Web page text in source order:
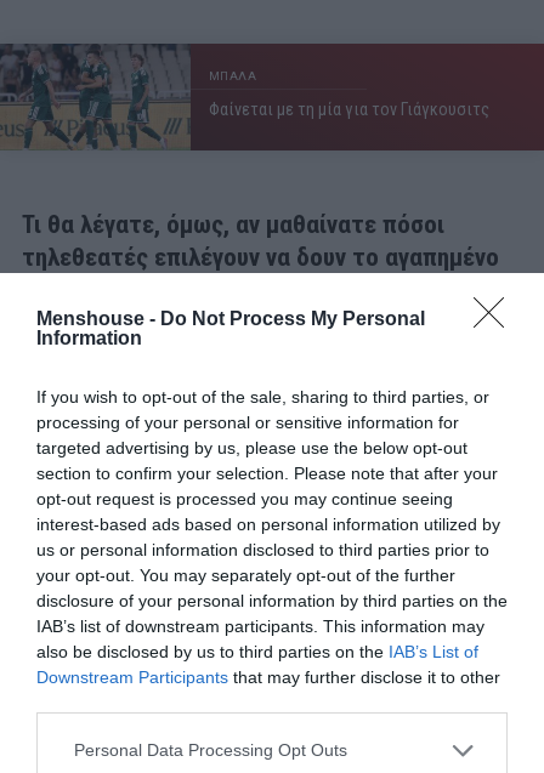
Menshouse - Do Not Process My Personal
Information
If you wish to opt-out of the sale, sharing to third parties, or
processing of your personal or sensitive information for
targeted advertising by us, please use the below opt-out
section to confirm your selection. Please note that after your
opt-out request is processed you may continue seeing
interest-based ads based on personal information utilized by
us or personal information disclosed to third parties prior to
your opt-out. You may separately opt-out of the further
disclosure of your personal information by third parties on the
IAB’s list of downstream participants. This information may
also be disclosed by us to third parties on the IAB’s List of
Downstream Participants that may further disclose it to other
Personal Data Processing Opt Outs
ΜΠΑΛΑ
Φαίνεται με τη μία για τον Γιάγκουσιτς
Τι θα λέγατε, όμως, αν μαθαίνατε πόσοι
τηλεθεατές επιλέγουν να δουν το αγαπημένο
streaming;
σύγκριση. Αν τα ποσοστά του Survivor υπολογίζονται
βάσει τηλεοράσεων, τι θα γινόταν αν υπήρχαν μετρητές
στο… live του ΣΚΑΪ μέσω Youtube; Είναι γνωστό πως
όπως τα περισσότερα ελληνικά κανάλια, έτσι και ο ΣΚΑΪ
δίνει και αυτή τη δυνατότητα στο τηλεοπτικό κοινό. Αν
κάποιος το θέλει, μπορεί να παρακολουθήσει live το
πρόγραμμα του σταθμού και μέσω ίντερνετ.
Και από ό,τι φαίνεται, πολλοί επιλέγουν τη
λύση αυτή.
Ήδη από τα highlights του προηγούμενου επεισοδίου οι